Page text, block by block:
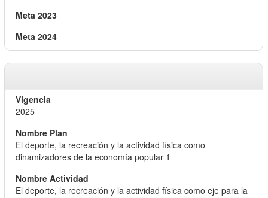
2025
El deporte, la recreación y la actividad física como
dinamizadores de la economía popular 1
El deporte, la recreación y la actividad física como eje para la